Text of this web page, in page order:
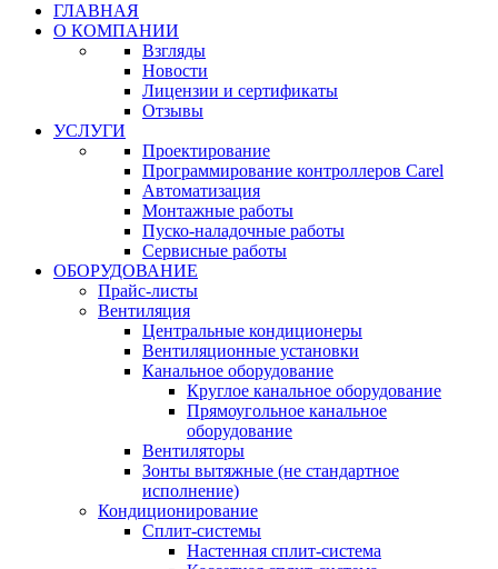
ГЛАВНАЯ
О КОМПАНИИ
Взгляды
Новости
Лицензии и сертификаты
Отзывы
УСЛУГИ
Проектирование
Программирование контроллеров Carel
Автоматизация
Монтажные работы
Пуско-наладочные работы
Сервисные работы
ОБОРУДОВАНИЕ
Прайс-листы
Вентиляция
Центральные кондиционеры
Вентиляционные установки
Канальное оборудование
Круглое канальное оборудование
Прямоугольное канальное
оборудование
Вентиляторы
Зонты вытяжные (не стандартное
исполнение)
Кондиционирование
Сплит-системы
Настенная сплит-система